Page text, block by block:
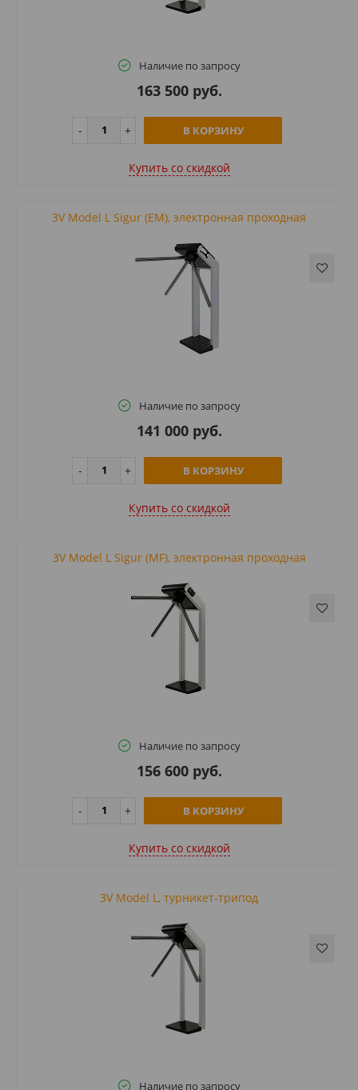
Наличие по запросу
163 500 руб.
В КОРЗИНУ
Купить cо скидкой
3V Model L Sigur (EM), электронная проходная
Наличие по запросу
141 000 руб.
В КОРЗИНУ
Купить cо скидкой
3V Model L Sigur (MF), электронная проходная
Наличие по запросу
156 600 руб.
В КОРЗИНУ
Купить cо скидкой
3V Model L, турникет-трипод
Наличие по запросу